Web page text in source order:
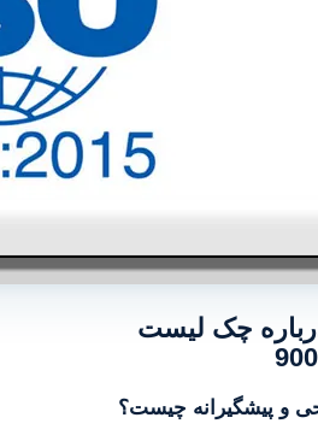
چک لیست
و پیشگیرانه چیست؟